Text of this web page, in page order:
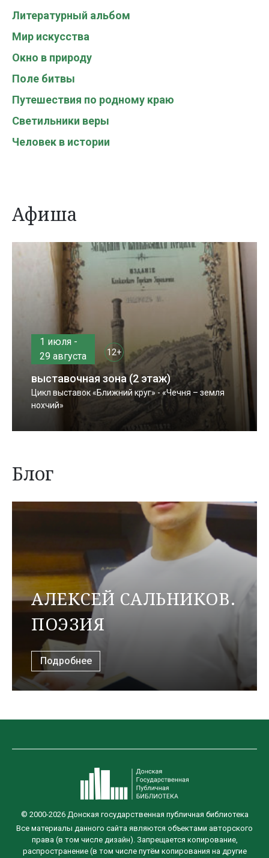
Литературный альбом
Мир искусства
Окно в природу
Поле битвы
Путешествия по родному краю
Светильники веры
Человек в истории
Афиша
1 июля -
29 августа
12+
выставочная зона (2 этаж)
Цикл выставок «Ближний круг» - «Чечня – земля
нохчий»
Блог
АЛЕКСЕЙ САЛЬНИКОВ.
ПОЭЗИЯ
Подробнее
© 2000-2026 Донская государственная публичная библиотека
Все материалы данного сайта являются объектами авторского
права (в том числе дизайн). Запрещается копирование,
распространение (в том числе путём копирования на другие